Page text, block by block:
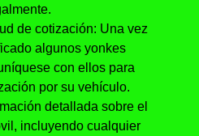
de cotización: Una vez
algunos yonkes
con ellos para
por su vehículo.
detallada sobre el
incluyendo cualquier